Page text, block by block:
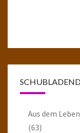
Aus dem
(63)